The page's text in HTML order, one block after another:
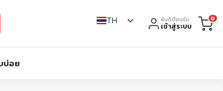
TH ยินดีต้อนรับ
เข้าสู่ระบบ
0
บ่อย